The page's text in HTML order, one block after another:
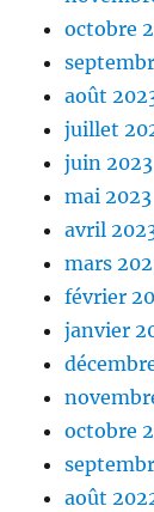
octobre
août
juillet
juin 2023
mai 2023
avril
mars
février
janvier
octobre
août